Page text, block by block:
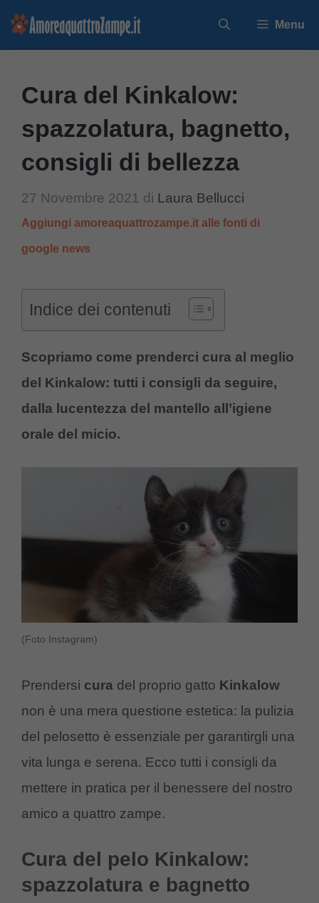
Vai
Menu
Cura del Kinkalow:
spazzolatura, bagnetto,
consigli di bellezza
27 Novembre 2021 di Laura Bellucci
Aggiungi amoreaquattrozampe.it alle fonti di
google news
Indice dei contenuti
Scopriamo come prenderci cura al meglio
del Kinkalow: tutti i consigli da seguire,
dalla lucentezza del mantello all’igiene
orale del micio.
(Foto Instagram)
Prendersi cura del proprio gatto Kinkalow
non è una mera questione estetica: la pulizia
del pelosetto è essenziale per garantirgli una
vita lunga e serena. Ecco tutti i consigli da
mettere in pratica per il benessere del nostro
amico a quattro zampe.
Cura del pelo Kinkalow:
spazzolatura e bagnetto